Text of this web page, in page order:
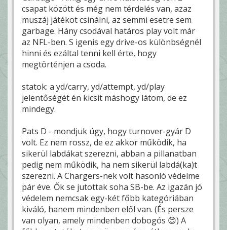
csapat között és még nem térdelés van, azaz
muszáj játékot csinálni, az semmi esetre sem
garbage. Hány csodával határos play volt már
az NFL-ben. S igenis egy drive-os különbségnél
hinni és ezáltal tenni kell érte, hogy
megtörténjen a csoda.
statok: a yd/carry, yd/attempt, yd/play
jelentőségét én kicsit máshogy látom, de ez
mindegy.
Pats D - mondjuk úgy, hogy turnover-gyár D
volt. Ez nem rossz, de ez akkor működik, ha
sikerül labdákat szerezni, abban a pillanatban
pedig nem működik, ha nem sikerül labdá(ka)t
szerezni. A Chargers-nek volt hasonló védelme
pár éve. Ők se jutottak soha SB-be. Az igazán jó
védelem nemcsak egy-két főbb kategóriában
kiváló, hanem mindenben elől van. (És persze
van olyan, amely mindenben dobogós 😊) A